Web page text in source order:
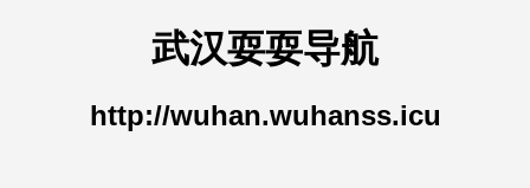
武汉耍耍导航
http://wuhan.wuhanss.icu